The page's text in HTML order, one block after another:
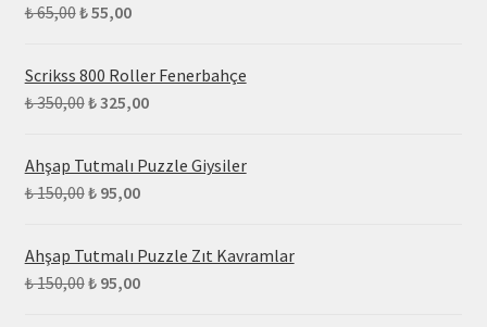
₺65,00₺55,00
Scrikss 800 Roller Fenerbahçe
₺350,00₺325,00
Ahşap Tutmalı Puzzle Giysiler
₺150,00₺95,00
Ahşap Tutmalı Puzzle Zıt Kavramlar
₺150,00₺95,00